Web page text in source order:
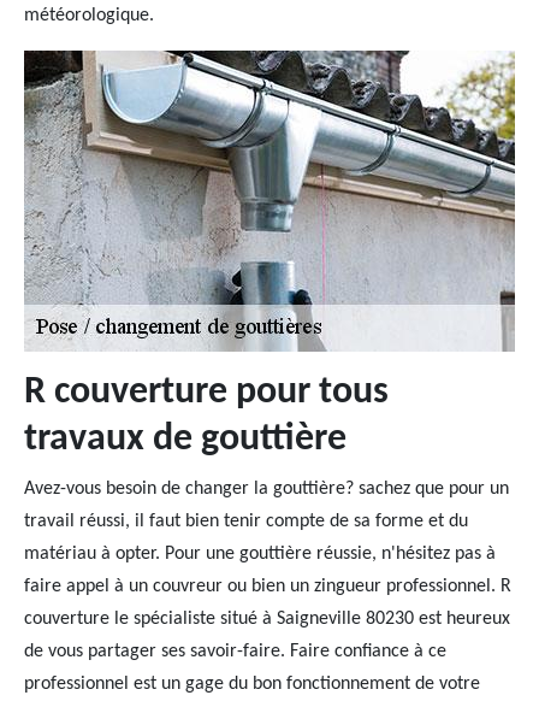
météorologique.
R couverture pour tous
travaux de gouttière
Avez-vous besoin de changer la gouttière? sachez que pour un
travail réussi, il faut bien tenir compte de sa forme et du
matériau à opter. Pour une gouttière réussie, n'hésitez pas à
faire appel à un couvreur ou bien un zingueur professionnel. R
couverture le spécialiste situé à Saigneville 80230 est heureux
de vous partager ses savoir-faire. Faire confiance à ce
professionnel est un gage du bon fonctionnement de votre